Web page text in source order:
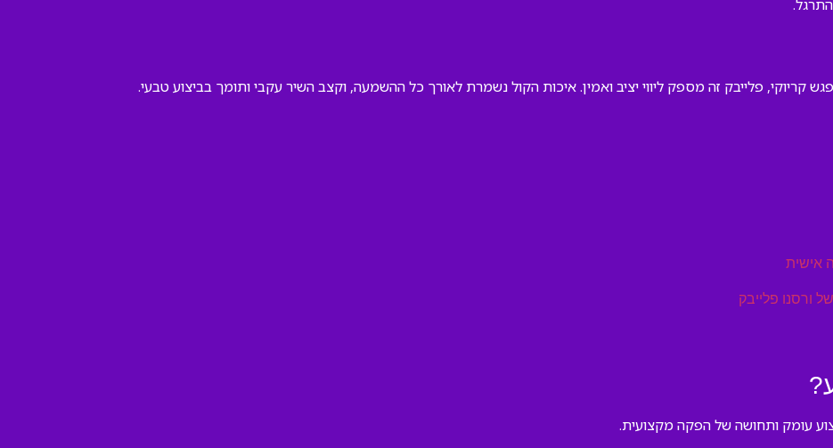
קריוקי, פלייבק זה מספק ליווי יציב ואמין. איכות הקול נשמרת לאורך כל ההשמעה, וקצב השיר עקבי ותומך בביצוע טבעי.
אישית
ורסנו פלייבק
עומק ותחושה של הפקה מקצועית.